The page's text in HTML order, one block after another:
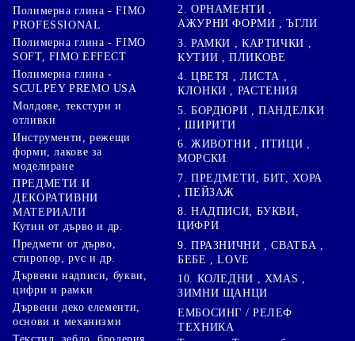
Полимерна глина - FIMO
PROFESSIONAL
Полимерна глина - FIMO
SOFT, FIMO EFFECT
Полимерна глина -
SCULPEY PREMO USA
Молдове, текстури и
отливки
Инструменти, режещи
форми, лакове за
моделиране
ПРЕДМЕТИ И
ДЕКОРАТИВНИ
МАТЕРИАЛИ
Кутии от дърво и др.
Предмети от дърво,
стиропор, pvc и др.
Дървени надписи, букви,
цифри и рамки
Дървени деко елементи,
основи и механизми
2. ОРНАМЕНТИ ,
АЖУРНИ ФОРМИ , ЪГЛИ
3. РАМКИ , КАРТИЧКИ ,
КУТИИ , ПЛИКОВЕ
4. ЦВЕТЯ , ЛИСТА ,
КЛОНКИ , РАСТЕНИЯ
5. БОРДЮРИ , ПАНДЕЛКИ
, ШИРИТИ
6. ЖИВОТНИ , ПТИЦИ ,
МОРСКИ
7. ПРЕДМЕТИ, БИТ, ХОРА
, ПЕЙЗАЖ
8. НАДПИСИ, БУКВИ,
ЦИФРИ
9. ПРАЗНИЧНИ , СВАТБА ,
БЕБЕ , LOVE
10. КОЛЕДНИ , XMAS ,
ЗИМНИ ЩАНЦИ
ЕМБОСИНГ / РЕЛЕФ
ТЕХНИКА